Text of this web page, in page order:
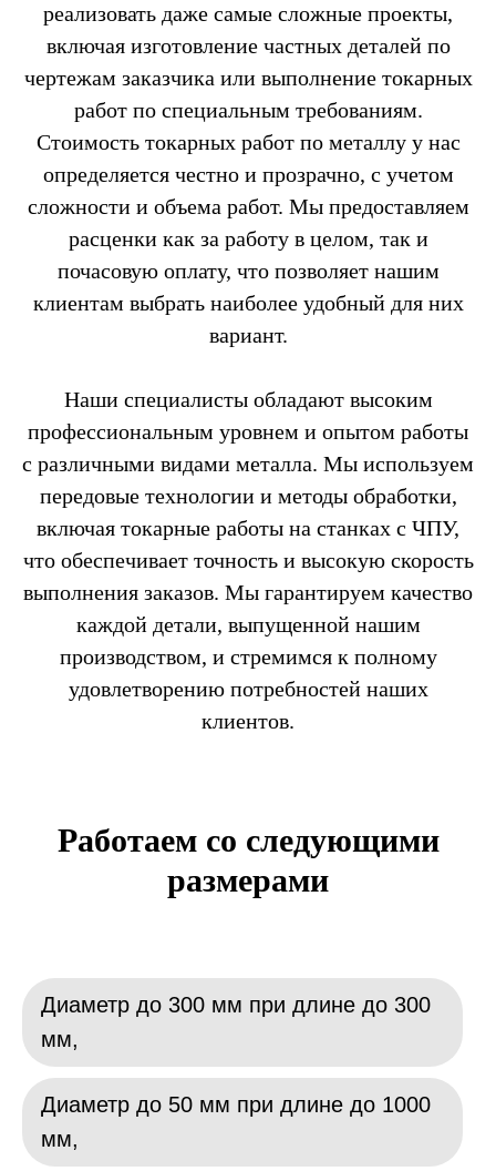
реализовать даже самые сложные проекты,
включая изготовление частных деталей по
чертежам заказчика или выполнение токарных
работ по специальным требованиям.
Стоимость токарных работ по металлу у нас
определяется честно и прозрачно, с учетом
сложности и объема работ. Мы предоставляем
расценки как за работу в целом, так и
почасовую оплату, что позволяет нашим
клиентам выбрать наиболее удобный для них
вариант.
Наши специалисты обладают высоким
профессиональным уровнем и опытом работы
с различными видами металла. Мы используем
передовые технологии и методы обработки,
включая токарные работы на станках с ЧПУ,
что обеспечивает точность и высокую скорость
выполнения заказов. Мы гарантируем качество
каждой детали, выпущенной нашим
производством, и стремимся к полному
удовлетворению потребностей наших
клиентов.
Работаем со следующими
размерами
Диаметр до 300 мм при длине до 300
мм,
Диаметр до 50 мм при длине до 1000
мм,